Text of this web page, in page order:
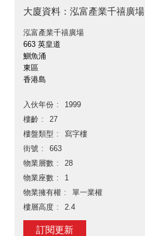
大廈資料：泓富產業千禧廣場
泓富產業千禧廣場
663 英皇道
鰂魚涌
東區
香港島
入伙年份
1999
樓齡
27
樓盤類型
寫字樓
街號
663
物業層數
28
物業座數
1
物業擁有權
單一業權
樓層高度
2.4
訂閱更新